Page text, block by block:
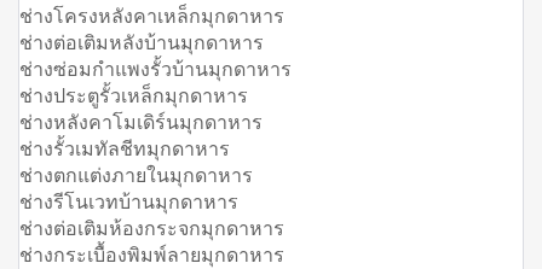
ช่างโครงหลังคาเหล็กมุกดาหาร
ช่างต่อเติมหลังบ้านมุกดาหาร
ช่างซ่อมกำแพงรั้วบ้านมุกดาหาร
ช่างประตูรั้วเหล็กมุกดาหาร
ช่างหลังคาโมเดิร์นมุกดาหาร
ช่างรั้วเมทัลชีทมุกดาหาร
ช่างตกแต่งภายในมุกดาหาร
ช่างรีโนเวทบ้านมุกดาหาร
ช่างต่อเติมห้องกระจกมุกดาหาร
ช่างกระเบื้องพิมพ์ลายมุกดาหาร